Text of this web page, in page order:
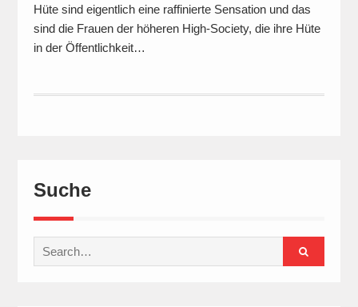
Hüte sind eigentlich eine raffinierte Sensation und das
sind die Frauen der höheren High-Society, die ihre Hüte
in der Öffentlichkeit…
Suche
Search
for: